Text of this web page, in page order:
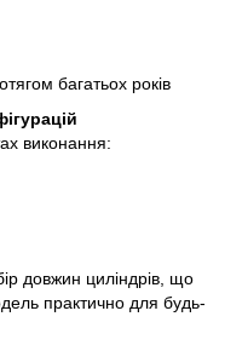
багатьох років
виконання:
довжин циліндрів, що
практично для будь-